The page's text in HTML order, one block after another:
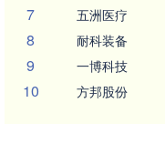
7 五洲医疗
8 耐科装备
9 一博科技
10 方邦股份